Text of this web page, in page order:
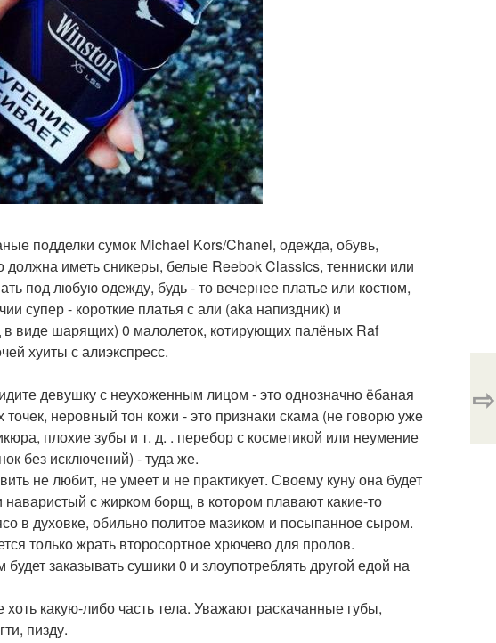
подделки сумок Michael Kors/Chanel, одежда, обувь,
должна иметь сникеры, белые Reebok Classics, тенниски или
под любую одежду, будь - то вечернее платье или костюм,
супер - короткие платья с али (aka напиздник) и
виде шарящих) 0 малолеток, котирующих палёных Raf
хуиты с алиэкспресс.
девушку с неухоженным лицом - это однозначно ёбаная
неровный тон кожи - это признаки скама (не говорю уже
плохие зубы и т. д. . перебор с косметикой или неумение
без исключений) - туда же.
не любит, не умеет и не практикует. Своему куну она будет
с жирком борщ, в котором плавают какие-то
в духовке, обильно политое мазиком и посыпанное сыром.
только жрать второсортное хрючево для пролов.
заказывать сушики 0 и злоупотреблять другой едой на
какую-либо часть тела. Уважают раскачанные губы,
пизду.
⇨